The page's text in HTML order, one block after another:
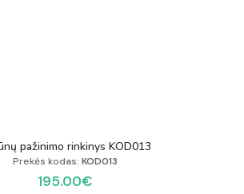
pažinimo rinkinys KOD013
Prekės kodas: KOD013
195.00€